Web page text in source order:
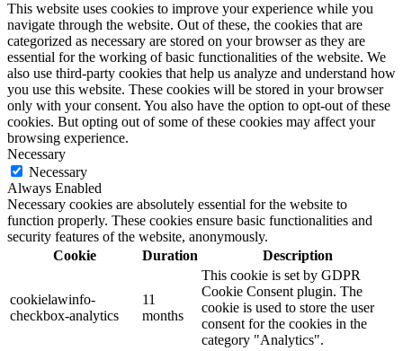
This website uses cookies to improve your experience while you
navigate through the website. Out of these, the cookies that are
categorized as necessary are stored on your browser as they are
essential for the working of basic functionalities of the website. We
also use third-party cookies that help us analyze and understand how
you use this website. These cookies will be stored in your browser
only with your consent. You also have the option to opt-out of these
cookies. But opting out of some of these cookies may affect your
browsing experience.
Necessary
Necessary
Always Enabled
Necessary cookies are absolutely essential for the website to
function properly. These cookies ensure basic functionalities and
security features of the website, anonymously.
Cookie
Duration Description
cookielawinfo-
checkbox-analytics
11
months
This cookie is set by GDPR
Cookie Consent plugin. The
cookie is used to store the user
consent for the cookies in the
category "Analytics".